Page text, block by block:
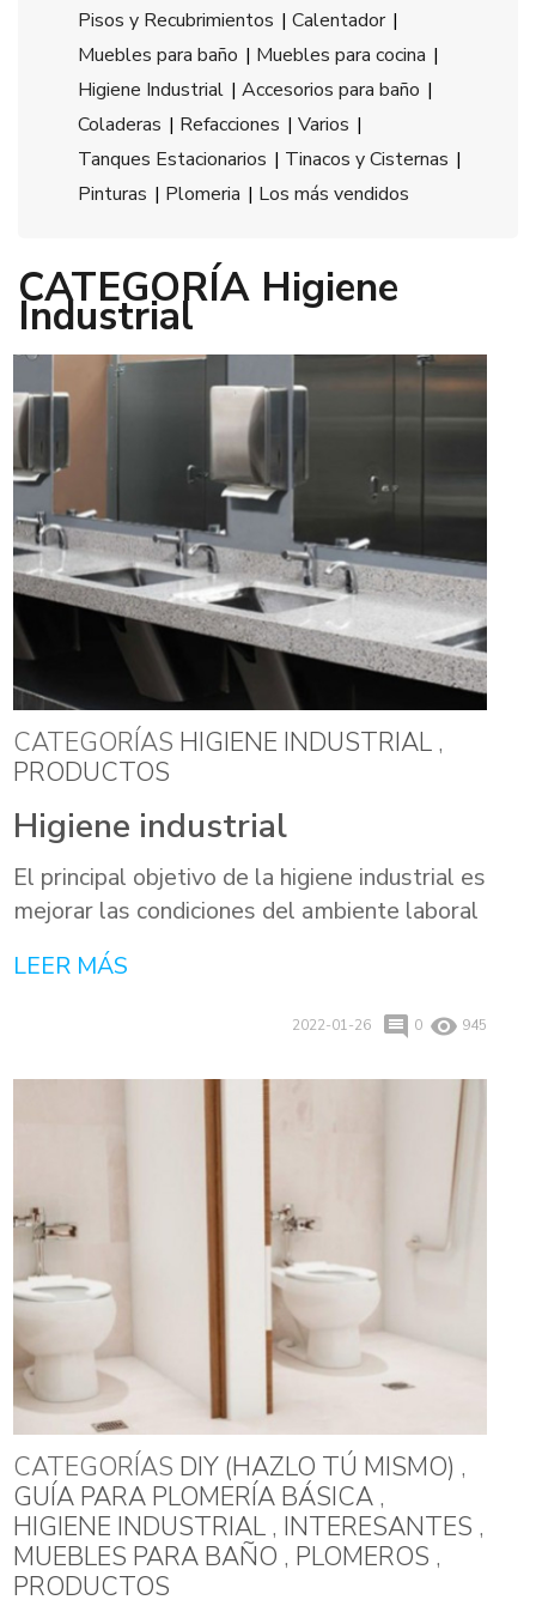
Pisos y Recubrimientos | Calentador |
Muebles para baño | Muebles para cocina |
Higiene Industrial | Accesorios para baño |
Coladeras | Refacciones | Varios |
Tanques Estacionarios | Tinacos y Cisternas |
Pinturas | Plomeria | Los más vendidos
CATEGORÍA Higiene
Industrial
CATEGORÍAS HIGIENE INDUSTRIAL ,
PRODUCTOS
Higiene industrial
El principal objetivo de la higiene industrial es
mejorar las condiciones del ambiente laboral
LEER MÁS
2022-01-26 remove_red_eye 945
comment 0
CATEGORÍAS DIY (HAZLO TÚ MISMO) ,
GUÍA PARA PLOMERÍA BÁSICA ,
HIGIENE INDUSTRIAL , INTERESANTES ,
MUEBLES PARA BAÑO , PLOMEROS ,
PRODUCTOS